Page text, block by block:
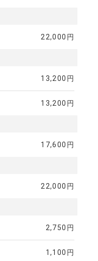
22,000円
13,200円
13,200円
17,600円
22,000円
2,750円
1,100円